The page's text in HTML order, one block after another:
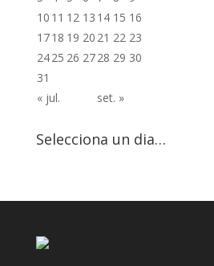
10 11 12 13 14 15 16
1718 19 20 21 22 23
2425 26 2728 29 30
31
« jul.
set. »
Selecciona un dia…